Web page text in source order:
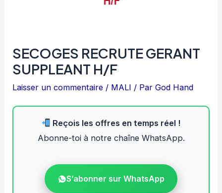
SECOGES RECRUTE GERANT
SUPPLEANT H/F
Laisser un commentaire / MALI / ParGod Hand
Reçois les offres en temps réel !
Abonne-toi à notre chaîne WhatsApp.
S’abonner sur WhatsApp